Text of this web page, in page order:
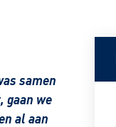
samen
gaan we
al aan